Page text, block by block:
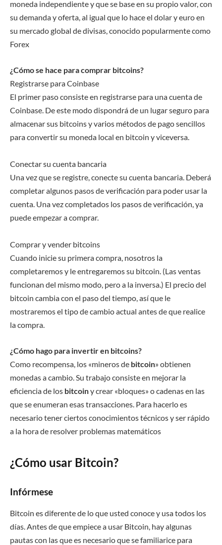
moneda independiente y que se base en su propio valor, con
su demanda y oferta, al igual que lo hace el dolar y euro en
su mercado global de divisas, conocido popularmente como
Forex
¿Cómo se hace para comprar bitcoins?
Registrarse para Coinbase
El primer paso consiste en registrarse para una cuenta de
Coinbase. De este modo dispondrá de un lugar seguro para
almacenar sus bitcoins y varios métodos de pago sencillos
para convertir su moneda local en bitcoin y viceversa.
Conectar su cuenta bancaria
Una vez que se registre, conecte su cuenta bancaria. Deberá
completar algunos pasos de verificación para poder usar la
cuenta. Una vez completados los pasos de verificación, ya
puede empezar a comprar.
Comprar y vender bitcoins
Cuando inicie su primera compra, nosotros la
completaremos y le entregaremos su bitcoin. (Las ventas
funcionan del mismo modo, pero a la inversa.) El precio del
bitcoin cambia con el paso del tiempo, así que le
mostraremos el tipo de cambio actual antes de que realice
la compra.
¿Cómo hago para invertir en bitcoins?
Como recompensa, los «mineros de bitcoin» obtienen
monedas a cambio. Su trabajo consiste en mejorar la
eficiencia de los bitcoiny crear «bloques» o cadenas en las
que se enumeran esas transacciones. Para hacerlo es
necesario tener ciertos conocimientos técnicos y ser rápido
a la hora de resolver problemas matemáticos
¿Cómo usar Bitcoin?
Infórmese
Bitcoin es diferente de lo que usted conoce y usa todos los
días. Antes de que empiece a usar Bitcoin, hay algunas
pautas con las que es necesario que se familiarice para